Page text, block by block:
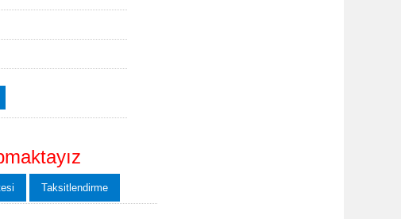
Taksitlendirme